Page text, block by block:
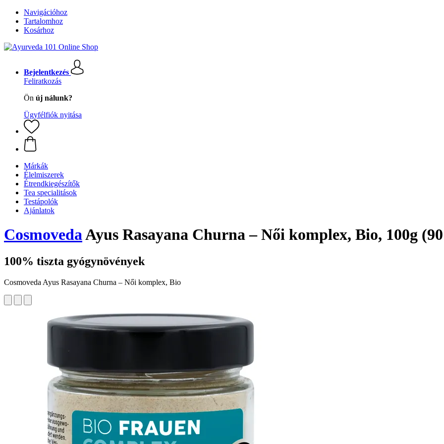
Navigációhoz
Tartalomhoz
Kosárhoz
Bejelentkezés
Feliratkozás
Ön új nálunk?
Ügyfélfiók nyitása
Márkák
Élelmiszerek
Étrendkiegészítők
Tea specialitások
Testápolók
Ajánlatok
CosmovedaAyus Rasayana Churna – Női komplex, Bio, 100g
100% tiszta gyógynövények
Cosmoveda Ayus Rasayana Churna – Női komplex, Bio